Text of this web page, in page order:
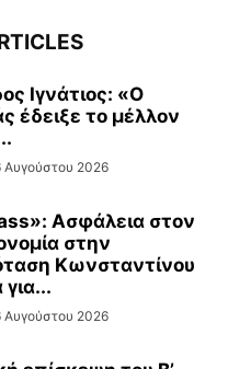
Ιγνάτιος: «Ο
έδειξε το μέλλον
Αυγούστου 2026
Ασφάλεια στον
στην
Κωνσταντίνου
Αυγούστου 2026